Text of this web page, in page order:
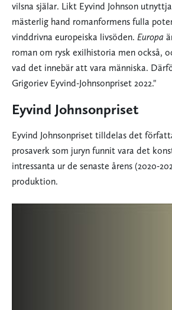
vilsna själar. Likt Eyvind Johnson
mästerlig hand romanformens fulla
vinddrivna europeiska livsöden. Europa
roman om rysk exilhistoria men också,
vad det innebär att vara människa.
Grigoriev Eyvind-Johnsonpriset 2022."
Eyvind Johnsonpriset
Eyvind Johnsonpriset tilldelas det
prosaverk som juryn funnit vara det
intressanta ur de senaste årens (2020-
produktion.